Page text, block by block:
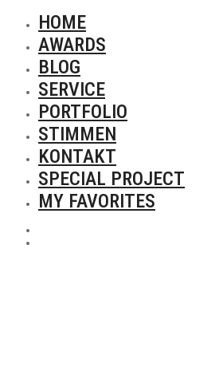
HOME
AWARDS
BLOG
SERVICE
PORTFOLIO
STIMMEN
KONTAKT
SPECIAL PROJECT
MY FAVORITES